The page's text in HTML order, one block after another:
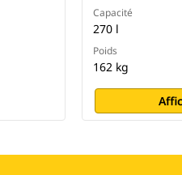
Capacité
270 l
Poids
162 kg